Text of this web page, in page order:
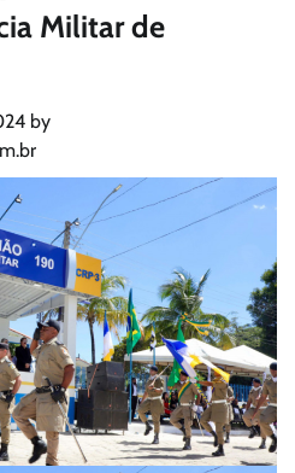
Militar de
by